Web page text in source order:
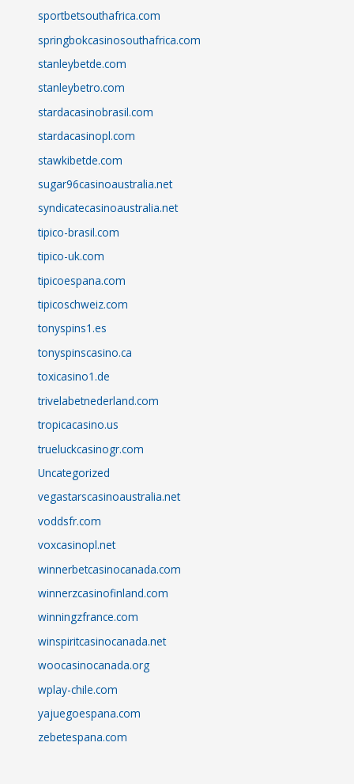
sportbetsouthafrica.com
springbokcasinosouthafrica.com
stanleybetde.com
stanleybetro.com
stardacasinobrasil.com
stardacasinopl.com
stawkibetde.com
sugar96casinoaustralia.net
syndicatecasinoaustralia.net
tipico-brasil.com
tipico-uk.com
tipicoespana.com
tipicoschweiz.com
tonyspins1.es
tonyspinscasino.ca
toxicasino1.de
trivelabetnederland.com
tropicacasino.us
trueluckcasinogr.com
Uncategorized
vegastarscasinoaustralia.net
voddsfr.com
voxcasinopl.net
winnerbetcasinocanada.com
winnerzcasinofinland.com
winningzfrance.com
winspiritcasinocanada.net
woocasinocanada.org
wplay-chile.com
yajuegoespana.com
zebetespana.com